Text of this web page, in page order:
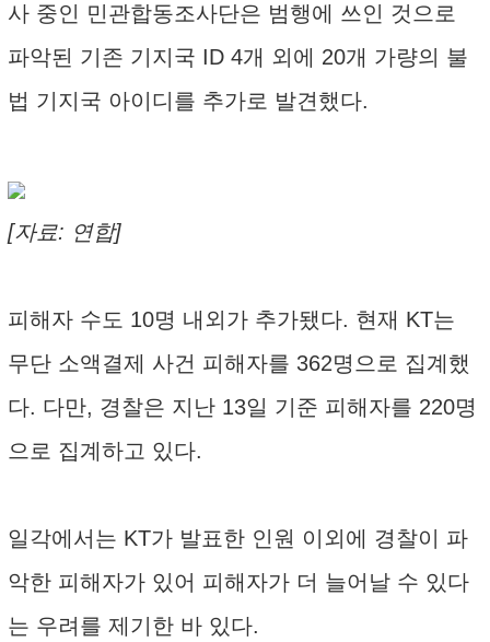
사 중인 민관합동조사단은 범행에 쓰인 것으로
파악된 기존 기지국 ID 4개 외에 20개 가량의 불
법 기지국 아이디를 추가로 발견했다.
[자료: 연합]
피해자 수도 10명 내외가 추가됐다. 현재 KT는
무단 소액결제 사건 피해자를 362명으로 집계했
다. 다만, 경찰은 지난 13일 기준 피해자를 220명
으로 집계하고 있다.
일각에서는 KT가 발표한 인원 이외에 경찰이 파
악한 피해자가 있어 피해자가 더 늘어날 수 있다
는 우려를 제기한 바 있다.